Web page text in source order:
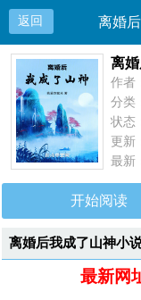
返回 离婚
离
作者
分类
状态
更新
最新
开始阅读
离婚后我成了山神小
最新网